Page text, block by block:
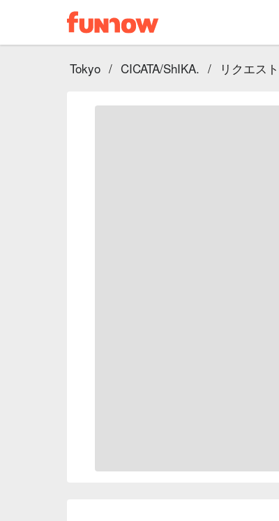
Tokyo / CICATA/ShIKA. / リクエス